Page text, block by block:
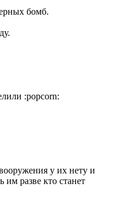
бомб.
:popcorn:
у их нету и
им разве кто станет